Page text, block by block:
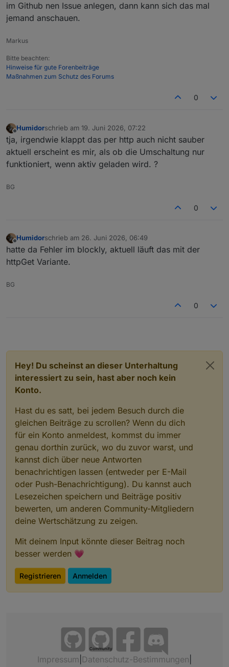
im Github nen Issue anlegen, dann kann sich das mal
jemand anschauen.
Markus
Bitte beachten:
Hinweise für gute Forenbeiträge
Maßnahmen zum Schutz des Forums
0
Offline
Humidorschrieb am 19. Juni 2026, 07:22
zuletzt editiert von
tja, irgendwie klappt das per http auch nicht sauber
aktuell erscheint es mir, als ob die Umschaltung nur
funktioniert, wenn aktiv geladen wird. ?
BG
0
Offline
Humidorschrieb am 26. Juni 2026, 06:49
zuletzt editiert von
hatte da Fehler im blockly, aktuell läuft das mit der
httpGet Variante.
BG
0
Hey! Du scheinst an dieser Unterhaltung
interessiert zu sein, hast aber noch kein
Konto.
Hast du es satt, bei jedem Besuch durch die
gleichen Beiträge zu scrollen? Wenn du dich
für ein Konto anmeldest, kommst du immer
genau dorthin zurück, wo du zuvor warst, und
kannst dich über neue Antworten
benachrichtigen lassen (entweder per E-Mail
oder Push-Benachrichtigung). Du kannst auch
Lesezeichen speichern und Beiträge positiv
bewerten, um anderen Community-Mitgliedern
deine Wertschätzung zu zeigen.
Mit deinem Input könnte dieser Beitrag noch
besser werden 💗
Registrieren Anmelden
Community
Impressum Datenschutz-Bestimmungen